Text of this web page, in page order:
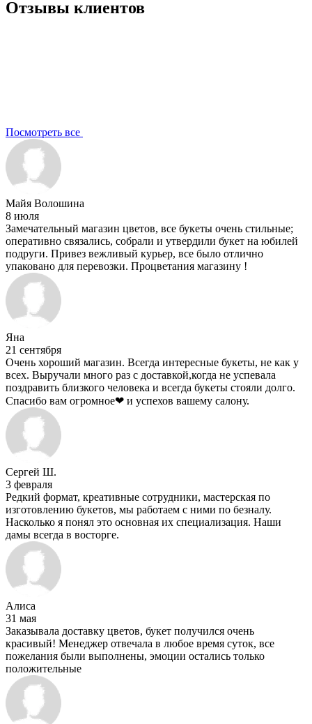
Отзывы клиентов
Посмотреть все
Майя Волошина
8 июля
Замечательный магазин цветов, все букеты очень стильные;
оперативно связались, собрали и утвердили букет на юбилей
подруги. Привез вежливый курьер, все было отлично
упаковано для перевозки. Процветания магазину !
Яна
21 сентября
Очень хороший магазин. Всегда интересные букеты, не как у
всех. Выручали много раз с доставкой,когда не успевала
поздравить близкого человека и всегда букеты стояли долго.
Спасибо вам огромное❤ и успехов вашему салону.
Сергей Ш.
3 февраля
Редкий формат, креативные сотрудники, мастерская по
изготовлению букетов, мы работаем с ними по безналу.
Насколько я понял это основная их специализация. Наши
дамы всегда в восторге.
Алиса
31 мая
Заказывала доставку цветов, букет получился очень
красивый! Менеджер отвечала в любое время суток, все
пожелания были выполнены, эмоции остались только
положительные